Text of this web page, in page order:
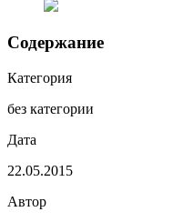
Содержание
Категория
без категории
Дата
22.05.2015
Автор